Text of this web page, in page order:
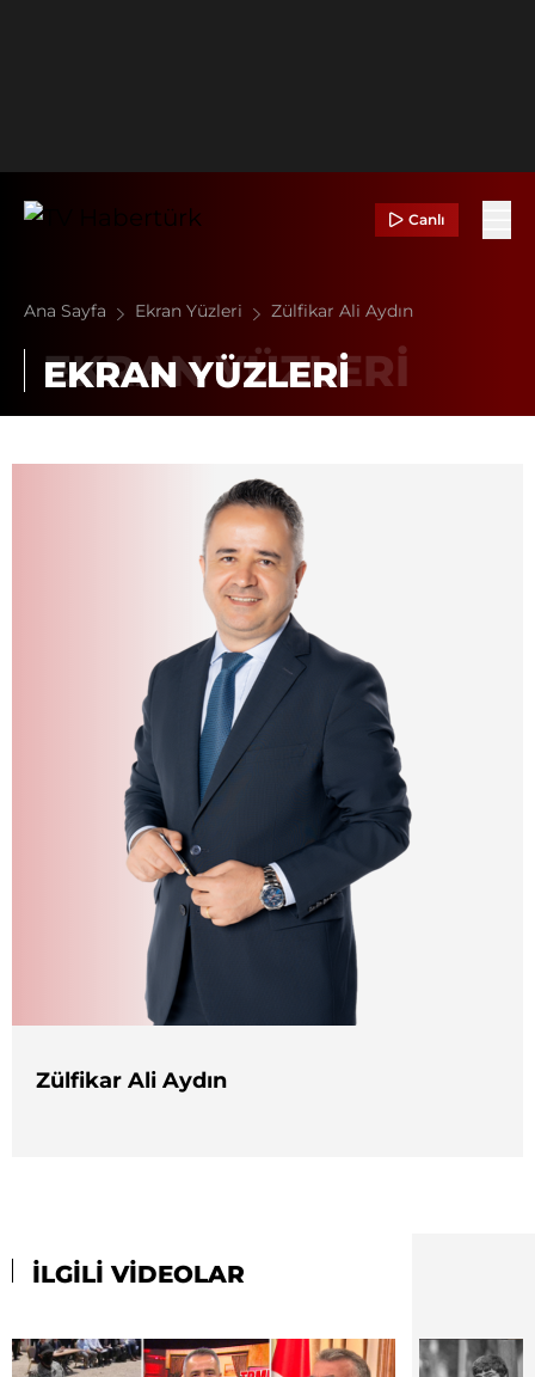
Canlı
Ana Sayfa Ekran Yüzleri Zülfikar Ali Aydın
EKRAN YÜZLERİ
Zülfikar Ali Aydın
İLGİLİ VİDEOLAR